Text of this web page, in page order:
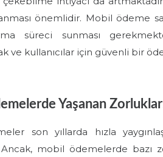
önemlidir. Mobil ödeme
süreci sunması
ve kullanıcılar için güvenli bir
Yaşanan
son yıllarda hızla
Ancak, mobil ödemelerde bazı